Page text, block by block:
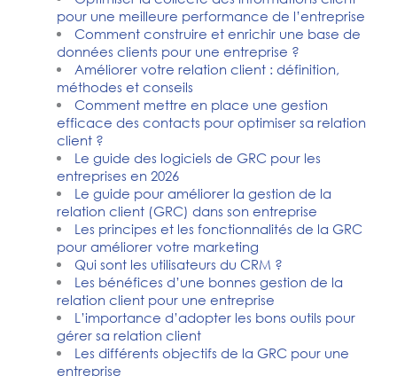
pour une meilleure performance de l’entreprise
Comment construire et enrichir une base de
données clients pour une entreprise ?
Améliorer votre relation client : définition,
méthodes et conseils
Comment mettre en place une gestion
efficace des contacts pour optimiser sa relation
client ?
Le guide des logiciels de GRC pour les
entreprises en 2026
Le guide pour améliorer la gestion de la
relation client (GRC) dans son entreprise
Les principes et les fonctionnalités de la GRC
pour améliorer votre marketing
Qui sont les utilisateurs du CRM ?
Les bénéfices d’une bonnes gestion de la
relation client pour une entreprise
L’importance d’adopter les bons outils pour
gérer sa relation client
Les différents objectifs de la GRC pour une
entreprise